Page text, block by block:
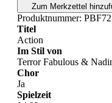
Zum Merkzettel
Produktnummer:
Titel
Action
Im Stil von
Terror Fabulous &
Chor
Ja
Spielzeit